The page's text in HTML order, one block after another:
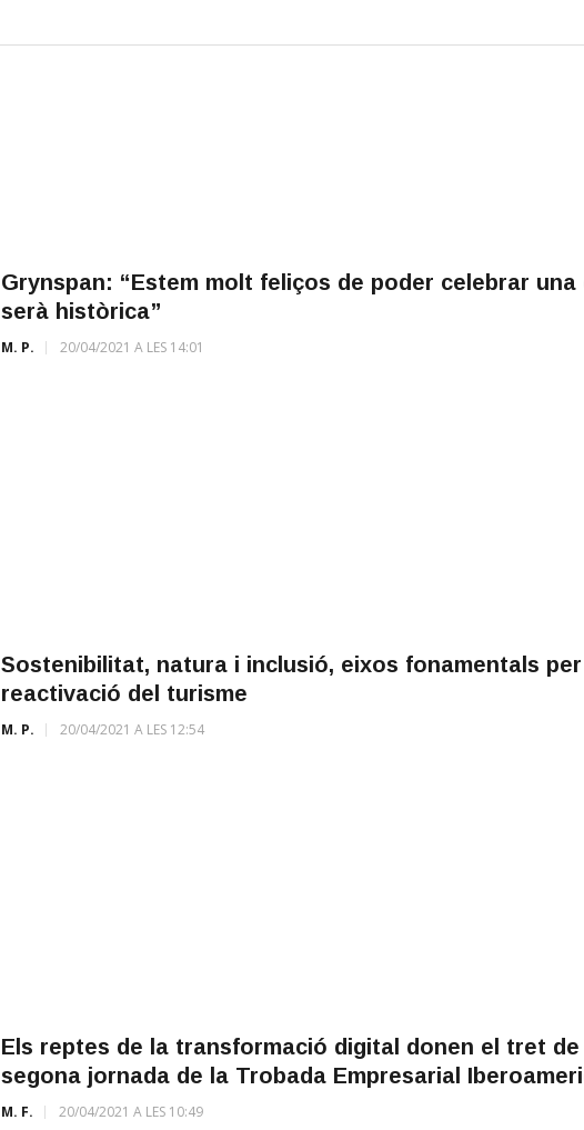
Grynspan: “Estem molt feliços de poder celebrar una
serà històrica”
M. P. 20/04/2021 A LES 14:01
Sostenibilitat, natura i inclusió, eixos fonamentals
reactivació del turisme
M. P. 20/04/2021 A LES 12:54
Els reptes de la transformació digital donen el tret
segona jornada de la Trobada Empresarial
M. F. 20/04/2021 A LES 10:49